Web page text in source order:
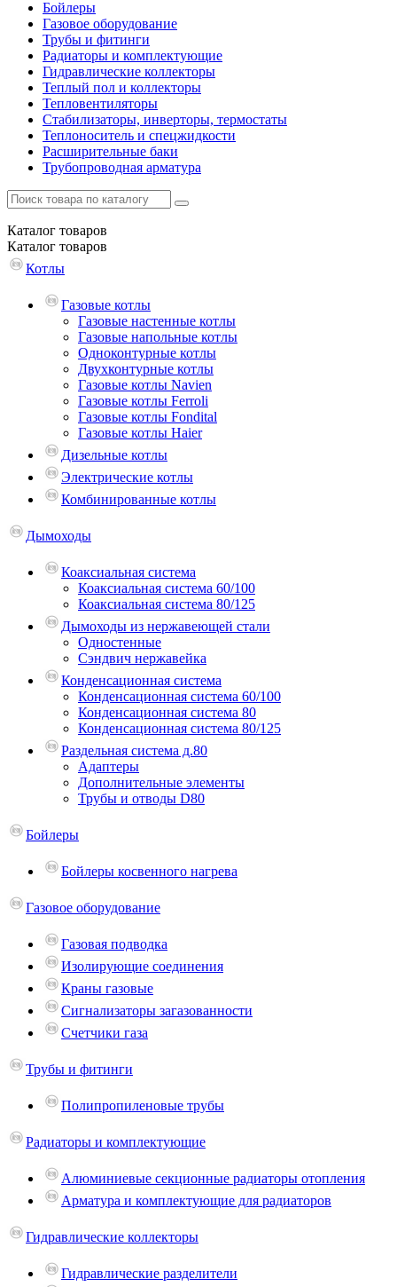
Бойлеры
Газовое оборудование
Трубы и фитинги
Радиаторы и комплектующие
Гидравлические коллекторы
Теплый пол и коллекторы
Тепловентиляторы
Стабилизаторы, инверторы, термостаты
Теплоноситель и спецжидкости
Расширительные баки
Трубопроводная арматура
Каталог товаров
Каталог товаров
Котлы
Газовые котлы
Газовые настенные котлы
Газовые напольные котлы
Одноконтурные котлы
Двухконтурные котлы
Газовые котлы Navien
Газовые котлы Ferroli
Газовые котлы Fondital
Газовые котлы Haier
Дизельные котлы
Электрические котлы
Комбинированные котлы
Дымоходы
Коаксиальная система
Коаксиальная система 60/100
Коаксиальная система 80/125
Дымоходы из нержавеющей стали
Одностенные
Сэндвич нержавейка
Конденсационная система
Конденсационная система 60/100
Конденсационная система 80
Конденсационная система 80/125
Раздельная система д.80
Адаптеры
Дополнительные элементы
Трубы и отводы D80
Бойлеры
Бойлеры косвенного нагрева
Газовое оборудование
Газовая подводка
Изолирующие соединения
Краны газовые
Сигнализаторы загазованности
Счетчики газа
Трубы и фитинги
Полипропиленовые трубы
Радиаторы и комплектующие
Алюминиевые секционные радиаторы отопления
Арматура и комплектующие для радиаторов
Гидравлические коллекторы
Гидравлические разделители